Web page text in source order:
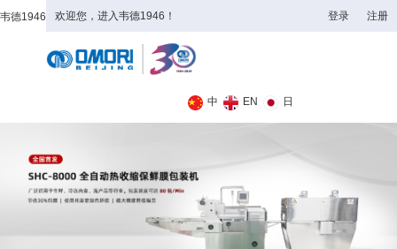
韦德1946 欢迎您，进入韦德1946！ 登录 注册
中 EN 日